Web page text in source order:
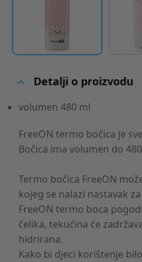
Detalji o proizvodu
volumen 480 ml
FreeON termo bočica je
Bočica ima volumen do
Termo bočica FreeON
kojeg se nalazi nastavak
FreeON termo boca
čelika, tekućina će
hidrirana.
Kako bi djeci korištenje